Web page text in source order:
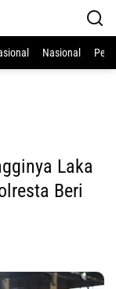
Nasional
Laka
Beri